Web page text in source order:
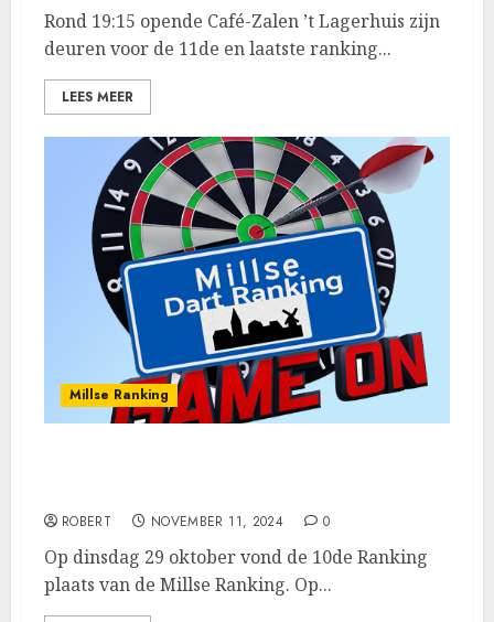
Rond 19:15 opende Café-Zalen ’t Lagerhuis zijn
deuren voor de 11de en laatste ranking...
LEES MEER
Millse Ranking
ROBERT NOVEMBER 11, 2024 0
Op dinsdag 29 oktober vond de 10de Ranking
plaats van de Millse Ranking. Op...